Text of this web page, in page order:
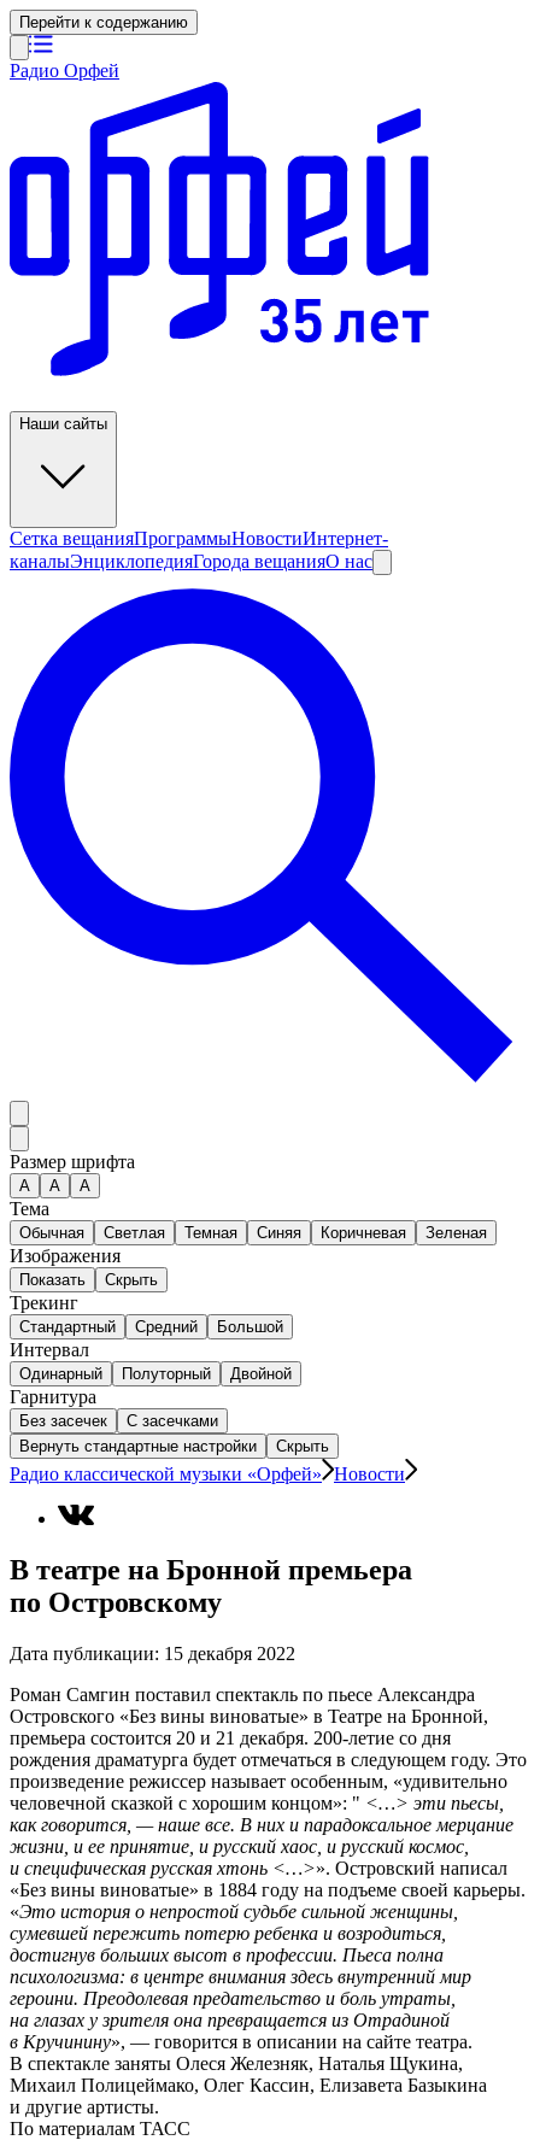
Перейти к содержанию
Радио Орфей
Наши сайты
Сетка вещанияПрограммыНовостиИнтернет-
каналыЭнциклопедияГорода вещанияО нас
Размер шрифта
А A A
Тема
Обычная Светлая Темная Синяя Коричневая Зеленая
Изображения
Показать Скрыть
Трекинг
Стандартный Средний Большой
Интервал
Одинарный Полуторный Двойной
Гарнитура
Без засечек
С засечками
Вернуть стандартные настройки
Скрыть
Радио классической музыки «Орфей» Новости
В театре на Бронной премьера
по Островскому
Дата публикации: 15 декабря 2022
Роман Самгин поставил спектакль по пьесе Александра
Островского «Без вины виноватые» в Театре на Бронной,
премьера состоится 20 и 21 декабря. 200-летие со дня
рождения драматурга будет отмечаться в следующем году. Это
произведение режиссер называет особенным, «удивительно
человечной сказкой с хорошим концом»: " <…> эти пьесы,
как говорится, — наше все. В них и парадоксальное мерцание
жизни, и ее принятие, и русский хаос, и русский космос,
и специфическая русская хтонь <…>». Островский написал
«Без вины виноватые» в 1884 году на подъеме своей карьеры.
«Это история о непростой судьбе сильной женщины,
сумевшей пережить потерю ребенка и возродиться,
достигнув больших высот в профессии. Пьеса полна
психологизма: в центре внимания здесь внутренний мир
героини. Преодолевая предательство и боль утраты,
на глазах у зрителя она превращается из Отрадиной
в Кручинину», — говорится в описании на сайте театра.
В спектакле заняты Олеся Железняк, Наталья Щукина,
Михаил Полицеймако, Олег Кассин, Елизавета Базыкина
и другие артисты.
По материалам ТАСС